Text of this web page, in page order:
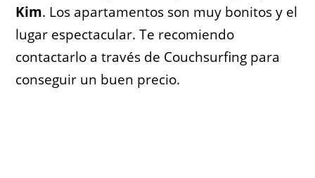
Kim. Los apartamentos son muy bonitos y el
lugar espectacular. Te recomiendo
contactarlo a través de Couchsurfing para
conseguir un buen precio.